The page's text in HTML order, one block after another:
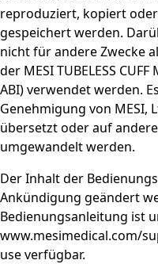
reproduziert, kopiert
gespeichert werden.
nicht für andere Zwecke
der MESI TUBELESS
ABI) verwendet werden.
Genehmigung von MESI,
übersetzt oder auf
umgewandelt werden.
Der Inhalt der
Ankündigung geändert
Bedienungsanleitung ist
www.mesimedical.com/
use verfügbar.